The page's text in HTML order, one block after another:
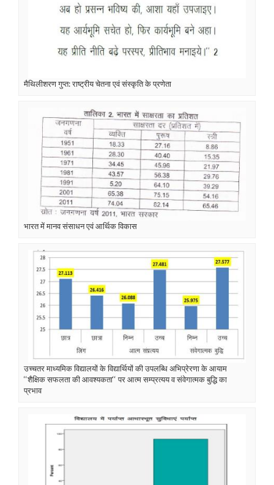
मैथिलीशरण गुप्त: राष्ट्रीय चेतना एवं संस्कृति के प्रणेता
भारत में मानव संसाधन एवं आर्थिक विकास
उच्चतर माध्यमिक विद्यालयों के विद्यार्थियों की उपलब्धि अभिप्रेरणा के आयाम
‘‘शैक्षिक सफलता की आवश्यकता‘‘ पर आत्म सम्प्रत्यय व संवेगात्मक बुद्धि का
प्रभाव